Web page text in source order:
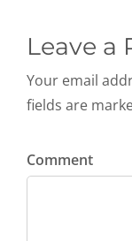
Leave a
Your email
fields are
Comment